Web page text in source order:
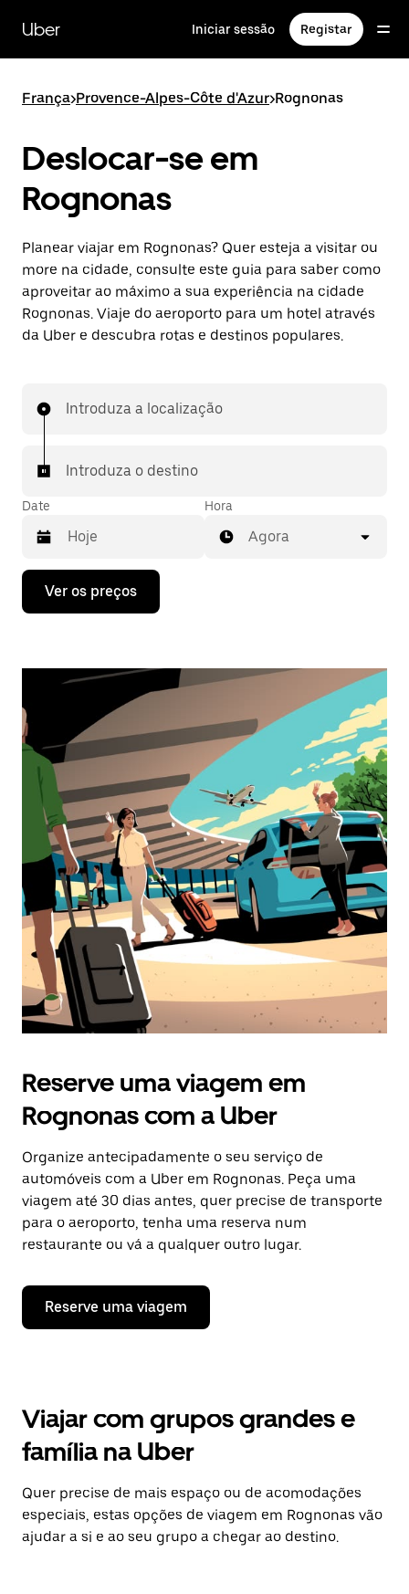
para
conteúdo
Uber Iniciar sessão Registar
França>Provence-Alpes-Côte d'Azur>Rognonas
Deslocar-se em
Rognonas
Planear viajar em Rognonas? Quer esteja a visitar ou
more na cidade, consulte este guia para saber como
aproveitar ao máximo a sua experiência na cidade
Rognonas. Viaje do aeroporto para um hotel através
da Uber e descubra rotas e destinos populares.
Introduza a localização
Introduza o destino
Date
Prima
tecla
interagir
o
calendário
e
selecionar
uma
data.
Prima
botão
Esc
fechar
o
calendário.
Hora
Agora
Ver os preços
Reserve uma viagem em
Rognonas com a Uber
Organize antecipadamente o seu serviço de
automóveis com a Uber em Rognonas. Peça uma
viagem até 30 dias antes, quer precise de transporte
para o aeroporto, tenha uma reserva num
restaurante ou vá a qualquer outro lugar.
Reserve uma viagem
Viajar com grupos grandes e
família na Uber
Quer precise de mais espaço ou de acomodações
especiais, estas opções de viagem em Rognonas vão
ajudar a si e ao seu grupo a chegar ao destino.